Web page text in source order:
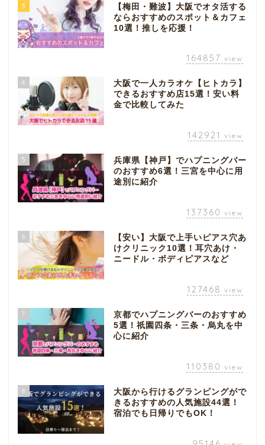
3
【梅田・難波】大阪でオタ活する
ならおすすめのスポット＆カフェ
10選！推しを応援！
164857 view
4
大阪で一人カラオケ【ヒトカラ】
できるおすすめ店15選！安い料
金で比較してみた
142921 view
5
兵庫県【神戸】でハプニングバー
のおすすめ6選！三宮を中心に用
途別に紹介
137360 view
6
【安い】大阪で上手いピアス穴あ
けクリニック10選！耳穴あけ・
ニードル・ボディピアスなど
127468 view
7
京都でハプニングバーのおすすめ
5選！祇園四条・三条・烏丸を中
心に紹介
110380 view
8
大阪から行けるグランピングがで
きるおすすめの人気施設44選！
宿泊でも日帰りでもOK！